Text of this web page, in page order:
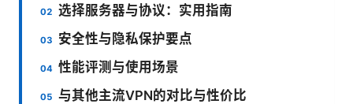
选择服务器与协议：实用指南
安全性与隐私保护要点
性能评测与使用场景
与其他主流VPN的对比与性价比